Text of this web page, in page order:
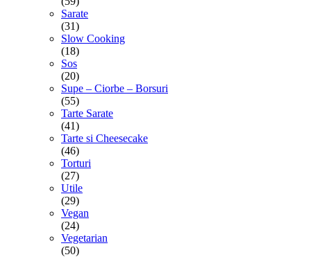
Sarate
(31)
Slow Cooking
(18)
Sos
(20)
Supe – Ciorbe – Borsuri
(55)
Tarte Sarate
(41)
Tarte si Cheesecake
(46)
Torturi
(27)
Utile
(29)
Vegan
(24)
Vegetarian
(50)